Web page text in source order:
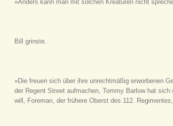
»Anders kann man mit solchen Kreaturen nicht
Bill grinste.
»Die freuen sich über ihre unrechtmäßig erworbenen
der Regent Street aufmachen, Tommy Barlow hat
will, Foreman, der frühere Oberst des 112.